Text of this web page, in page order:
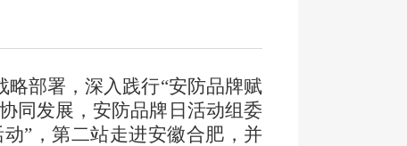
略部署，深入践行“安防品牌赋
同发展，安防品牌日活动组委
”，第二站走进安徽合肥，并